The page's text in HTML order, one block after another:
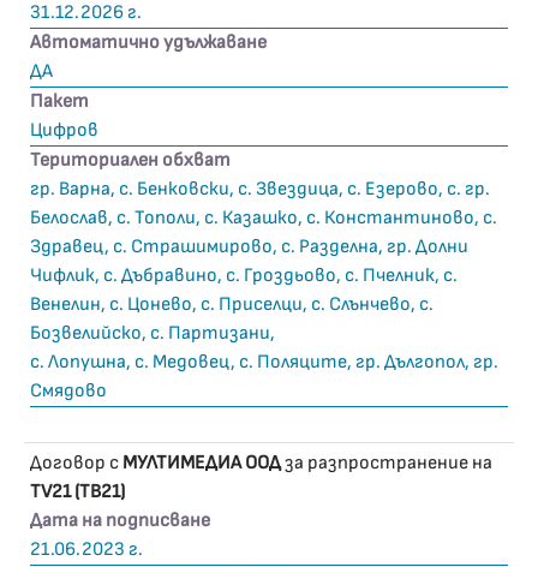
31.12.2026 г.
Автоматично удължаване
ДА
Пакет
Цифров
Териториален обхват
гр. Варна, с. Бенковски, с. Звездица, с. Езерово, с. гр.
Белослав, с. Тополи, с. Казашко, с. Константиново, с.
Здравец, с. Страшимирово, с. Разделна, гр. Долни
Чифлик, с. Дъбравино, с. Гроздьово, с. Пчелник, с.
Венелин, с. Цонево, с. Приселци, с. Слънчево, с.
Бозвелийско, с. Партизани,
с. Лопушна, с. Медовец, с. Поляците, гр. Дългопол, гр.
Смядово
Договор с МУЛТИМЕДИА ООДза разпространение на
TV21 (ТВ21)
Дата на подписване
21.06.2023 г.